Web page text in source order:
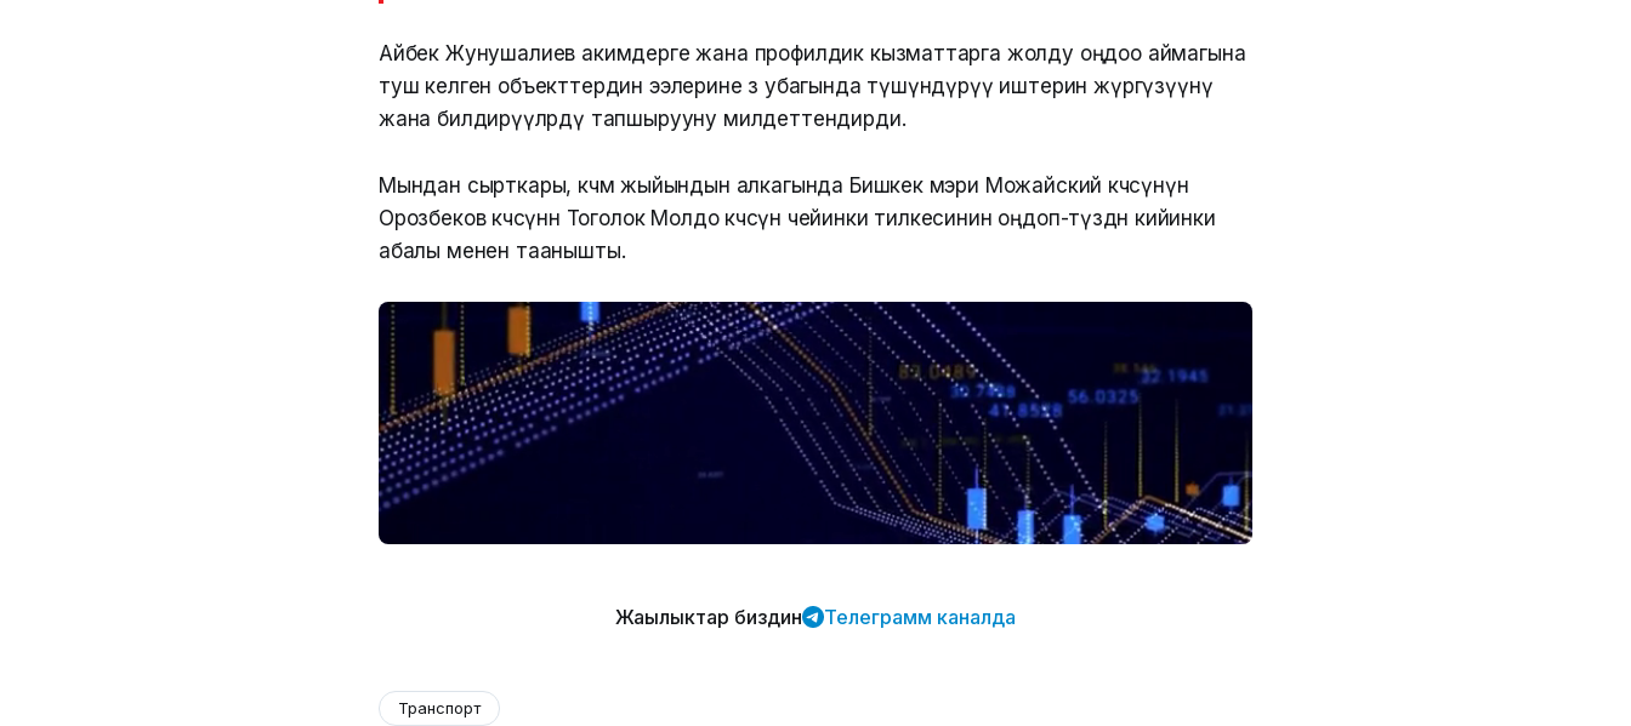
Айбек Жунушалиев акимдерге жана профилдик кызматтарга жолду оңдоо аймагына
туш келген объекттердин ээлерине өз убагында түшүндүрүү иштерин жүргүзүүнү
жана билдирүүлөрдү тапшырууну милдеттендирди.
Мындан сырткары, көчмө жыйындын алкагында Бишкек мэри Можайский көчөсүнүн
Орозбеков көчөсүнөн Тоголок Молдо көчөсүнө чейинки тилкесинин оңдоп-түзөөдөн кийинки
абалы менен таанышты.
Жаңылыктар биздин Телеграмм каналда
Транспорт